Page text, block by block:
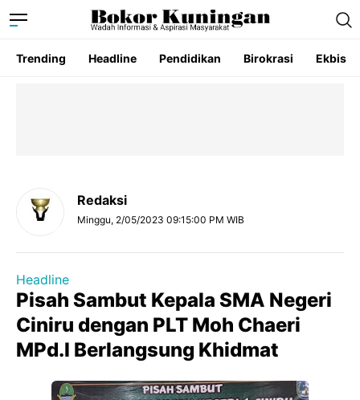
Trending Headline Pendidikan Birokrasi Ekbis
Redaksi
Minggu, 2/05/2023 09:15:00 PM WIB
Headline
Pisah Sambut Kepala SMA Negeri
Ciniru dengan PLT Moh Chaeri
MPd.I Berlangsung Khidmat